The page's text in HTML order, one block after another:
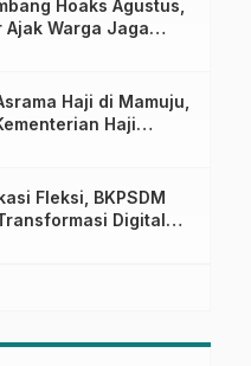
Hoaks Agustus,
Ajak Warga Jaga
Haji di Mamuju,
Haji
Fleksi, BKPSDM
Digital
ASN